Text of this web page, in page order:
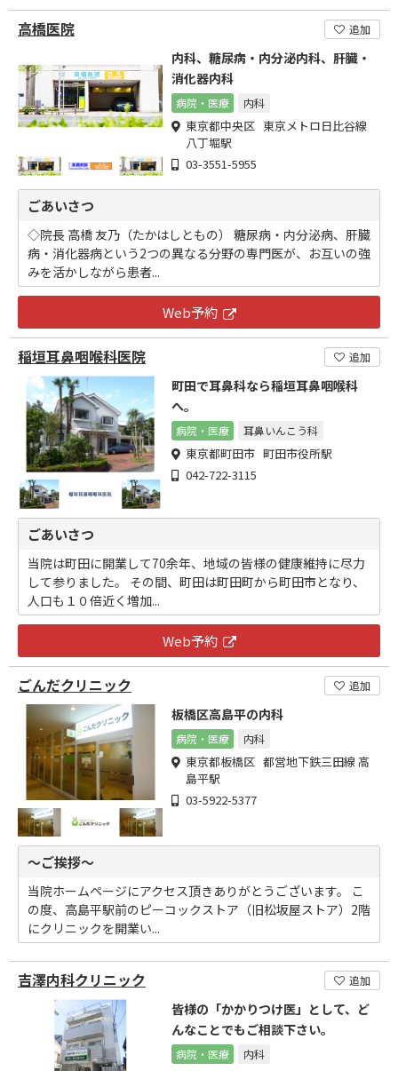
高橋医院 追加
内科、糖尿病・内分泌内科、肝臓・
消化器内科
病院・医療 内科
東京都中央区 東京メトロ日比谷線
八丁堀駅
03-3551-5955
ごあいさつ
◇院長 高橋 友乃（たかはしともの） 糖尿病・内分泌病、肝臓
病・消化器病という2つの異なる分野の専門医が、お互いの強
みを活かしながら患者...
Web予約
稲垣耳鼻咽喉科医院 追加
町田で耳鼻科なら稲垣耳鼻咽喉科
へ。
病院・医療 耳鼻いんこう科
東京都町田市 町田市役所駅
042-722-3115
ごあいさつ
当院は町田に開業して70余年、地域の皆様の健康維持に尽力
して参りました。 その間、町田は町田町から町田市となり、
人口も１０倍近く増加...
Web予約
ごんだクリニック 追加
板橋区高島平の内科
病院・医療 内科
東京都板橋区 都営地下鉄三田線 高
島平駅
03-5922-5377
～ご挨拶～
当院ホームページにアクセス頂きありがとうございます。 こ
の度、高島平駅前のピーコックストア（旧松坂屋ストア）2階
にクリニックを開業い...
吉澤内科クリニック 追加
皆様の「かかりつけ医」として、ど
んなことでもご相談下さい。
病院・医療 内科